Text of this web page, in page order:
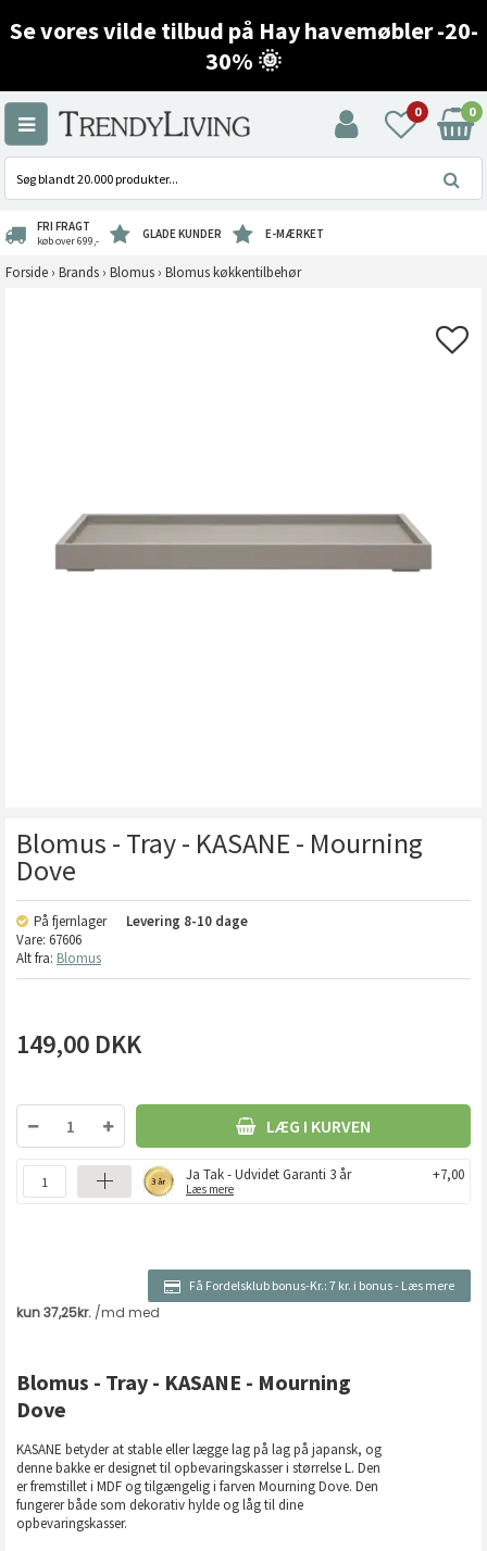
Se vores vilde tilbud på Hay havemøbler -20-
30% 🌞
0 0
FRI FRAGT
køb over 699,- GLADE KUNDER E-MÆRKET
Forside › Brands › Blomus › Blomus køkkentilbehør
Blomus - Tray - KASANE - Mourning
Dove
På fjernlager Levering 8-10 dage
Vare: 67606
Alt fra: Blomus
149,00 DKK
LÆG I KURVEN
Ja Tak - Udvidet Garanti 3 år
Læs mere
+7,00
Få Fordelsklub bonus-Kr.: 7 kr. i bonus- Læs mere
Blomus - Tray - KASANE - Mourning
Dove
KASANE betyder at stable eller lægge lag på lag på japansk, og
denne bakke er designet til opbevaringskasser i størrelse L. Den
er fremstillet i MDF og tilgængelig i farven Mourning Dove. Den
fungerer både som dekorativ hylde og låg til dine
opbevaringskasser.